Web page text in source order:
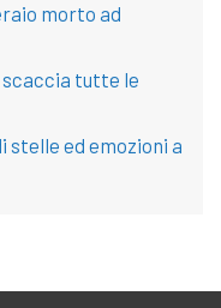
morto ad
tutte le
stelle ed emozioni a